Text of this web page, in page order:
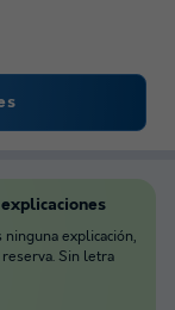
explicación,
Sin letra